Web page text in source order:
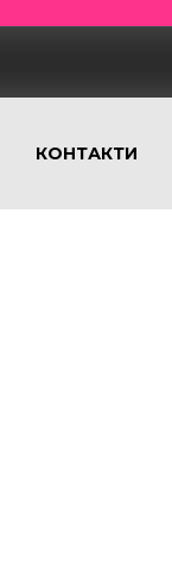
КОНТАКТИ